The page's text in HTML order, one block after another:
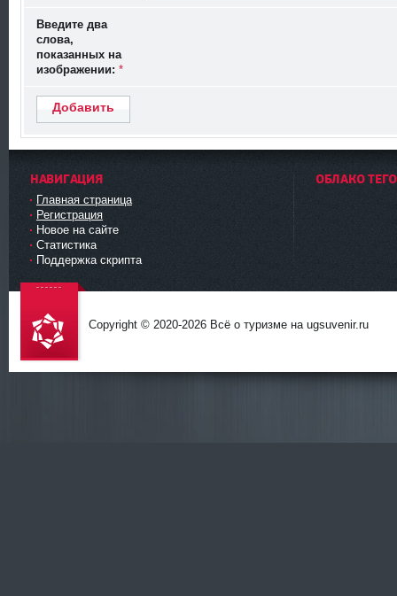
Введите два
слова,
показанных на
изображении: *
Добавить
НАВИГАЦИЯ
Главная страница
Регистрация
Новое на сайте
Статистика
Поддержка скрипта
ОБЛАКО
DataLife
Copyright © 2020-2026 Всё о туризме на ugsuvenir.ru